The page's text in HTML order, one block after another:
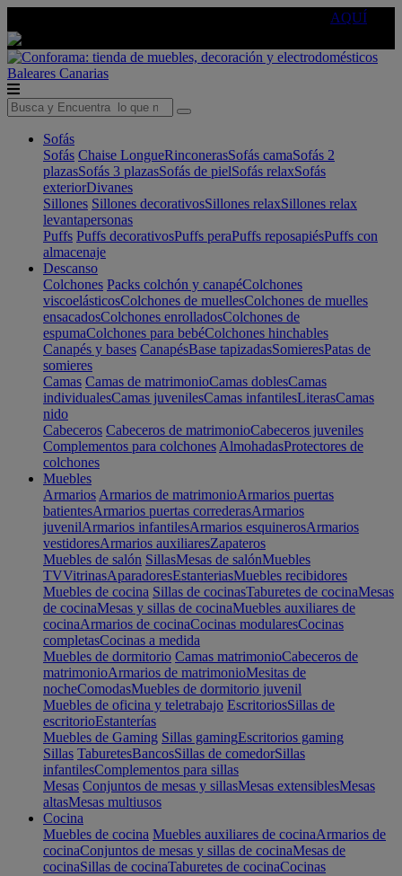
AQUÍ
Baleares Canarias
Sofás
Sofás Chaise LongueRinconerasSofás camaSofás 2
plazasSofás 3 plazasSofás de pielSofás relaxSofás
exteriorDivanes
Sillones Sillones decorativosSillones relaxSillones relax
levantapersonas
Puffs Puffs decorativosPuffs peraPuffs reposapiésPuffs con
almacenaje
Descanso
Colchones Packs colchón y canapéColchones
viscoelásticosColchones de muellesColchones de muelles
ensacadosColchones enrolladosColchones de
espumaColchones para bebéColchones hinchables
Canapés y bases CanapésBase tapizadasSomieresPatas de
somieres
Camas Camas de matrimonioCamas doblesCamas
individualesCamas juvenilesCamas infantilesLiterasCamas
nido
Cabeceros Cabeceros de matrimonioCabeceros juveniles
Complementos para colchones AlmohadasProtectores de
colchones
Muebles
Armarios Armarios de matrimonioArmarios puertas
batientesArmarios puertas correderasArmarios
juvenilArmarios infantilesArmarios esquinerosArmarios
vestidoresArmarios auxiliaresZapateros
Muebles de salón SillasMesas de salónMuebles
TVVitrinasAparadoresEstanteriasMuebles recibidores
Muebles de cocina Sillas de cocinasTaburetes de cocinaMesas
de cocinaMesas y sillas de cocinaMuebles auxiliares de
cocinaArmarios de cocinaCocinas modularesCocinas
completasCocinas a medida
Muebles de dormitorio Camas matrimonioCabeceros de
matrimonioArmarios de matrimonioMesitas de
nocheComodasMuebles de dormitorio juvenil
Muebles de oficina y teletrabajo EscritoriosSillas de
escritorioEstanterías
Muebles de Gaming Sillas gamingEscritorios gaming
Sillas TaburetesBancosSillas de comedorSillas
infantilesComplementos para sillas
Mesas Conjuntos de mesas y sillasMesas extensiblesMesas
altasMesas multiusos
Cocina
Muebles de cocina Muebles auxiliares de cocinaArmarios de
cocinaConjuntos de mesas y sillas de cocinaMesas de
cocinaSillas de cocinaTaburetes de cocinaCocinas